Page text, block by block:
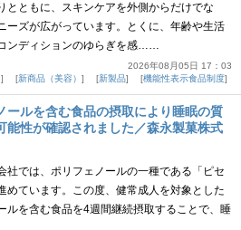
とともに、スキンケアを外側からだけでな
ーズが広がっています。とくに、年齢や生活
ンディションのゆらぎを感……
2026年08月05日 17：03
新商品（美容） 新製品 機能性表示食品制度
ールを含む食品の摂取により睡眠の質
能性が確認されました／森永製菓株式
社では、ポリフェノールの一種である「ピセ
めています。この度、健常成人を対象とした
ルを含む食品を4週間継続摂取することで、睡